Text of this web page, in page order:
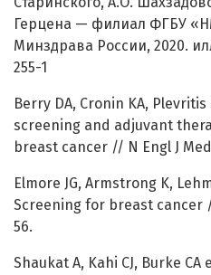
Герцена — филиал ФГБУ
Минздрава России, 2020.
255-1
Berry DA, Cronin KA,
screening and adjuvant
breast cancer // N Engl J
Elmore JG, Armstrong K,
Screening for breast cancer //
56.
Shaukat A, Kahi CJ, Burke